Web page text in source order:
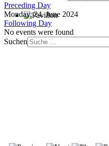
Preceding Day
Monday, 24. June 2024
Following Day
No events were found
Suchen